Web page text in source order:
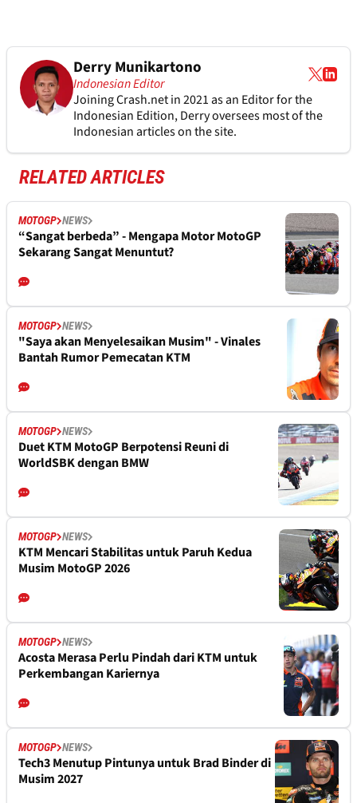
Derry Munikartono
Indonesian Editor
Joining Crash.net in 2021 as an Editor for the
Indonesian Edition, Derry oversees most of the
Indonesian articles on the site.
RELATED ARTICLES
MOTOGP NEWS
“Sangat berbeda” - Mengapa Motor MotoGP
Sekarang Sangat Menuntut?
MOTOGP NEWS
"Saya akan Menyelesaikan Musim" - Vinales
Bantah Rumor Pemecatan KTM
MOTOGP NEWS
Duet KTM MotoGP Berpotensi Reuni di
WorldSBK dengan BMW
MOTOGP NEWS
KTM Mencari Stabilitas untuk Paruh Kedua
Musim MotoGP 2026
MOTOGP NEWS
Acosta Merasa Perlu Pindah dari KTM untuk
Perkembangan Kariernya
MOTOGP NEWS
Tech3 Menutup Pintunya untuk Brad Binder di
Musim 2027